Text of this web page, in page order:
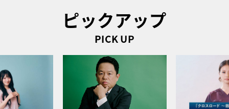
ピックアップ
PICK UP